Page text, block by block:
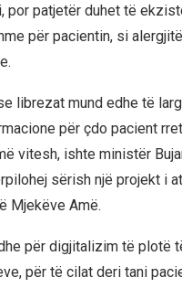
por patjetër duhet të
për pacientin, si
librezat mund edhe të
për çdo pacient
vitesh, ishte ministër
sërish një projekt i
Mjekëve Amë.
për digjitalizim të plotë
për të cilat deri tani